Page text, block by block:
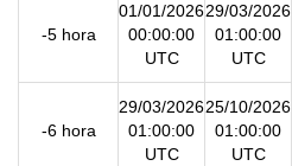
-5 hora
01/01/2026
00:00:00
UTC
29/03/2026
01:00:00
UTC
-6 hora
29/03/2026
01:00:00
UTC
25/10/2026
01:00:00
UTC